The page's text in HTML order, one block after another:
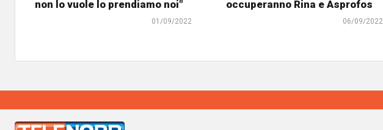
non lo vuole lo prendiamo noi"
01/09/2022
occuperanno Rina e Asprofos
06/09/2022